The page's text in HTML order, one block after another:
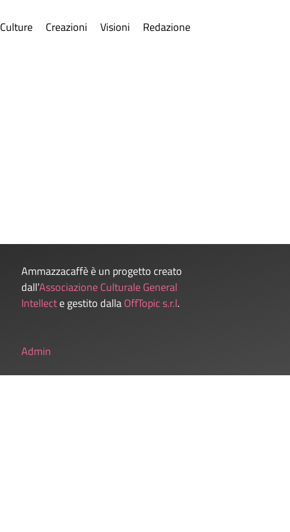
Culture Creazioni Visioni Redazione
Ammazzacaffè è un progetto creato
dall’Associazione Culturale General
Intellecte gestito dallaOffTopic s.r.l.
Admin